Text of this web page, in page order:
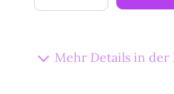
Teilnahme
Mehr Details in der